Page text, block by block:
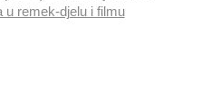
u remek-djelu i filmu